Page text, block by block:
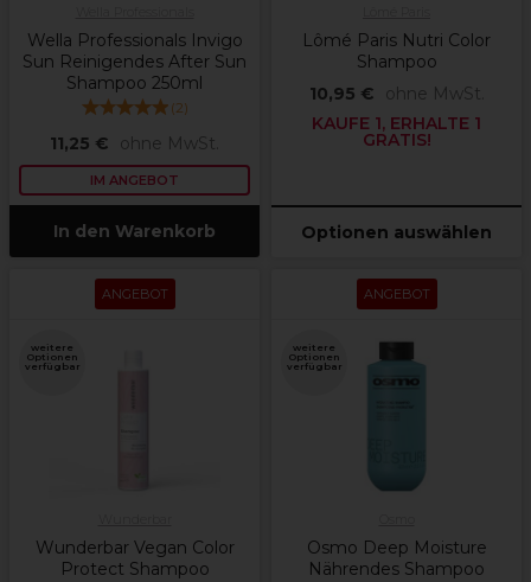
Wella Professionals Invigo
Sun Reinigendes After Sun
Shampoo 250ml
(2)
11,25 € ohne MwSt.
IM ANGEBOT
In den Warenkorb
Lômé Paris Nutri Color
Shampoo
10,95 €
ohne MwSt.
KAUFE 1, ERHALTE 1
GRATIS!
Optionen auswählen
ANGEBOT
weitere
Optionen
verfügbar
Wunderbar Vegan Color
Protect Shampoo
ANGEBOT
weitere
Optionen
verfügbar
Osmo Deep Moisture
Nährendes Shampoo